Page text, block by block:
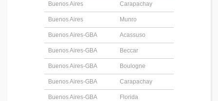
Buenos Aires Carapachay
Buenos Aires Munro
Buenos Aires-GBA Acassuso
Buenos Aires-GBA Beccar
Buenos Aires-GBA Boulogne
Buenos Aires-GBA Carapachay
Buenos Aires-GBA Florida